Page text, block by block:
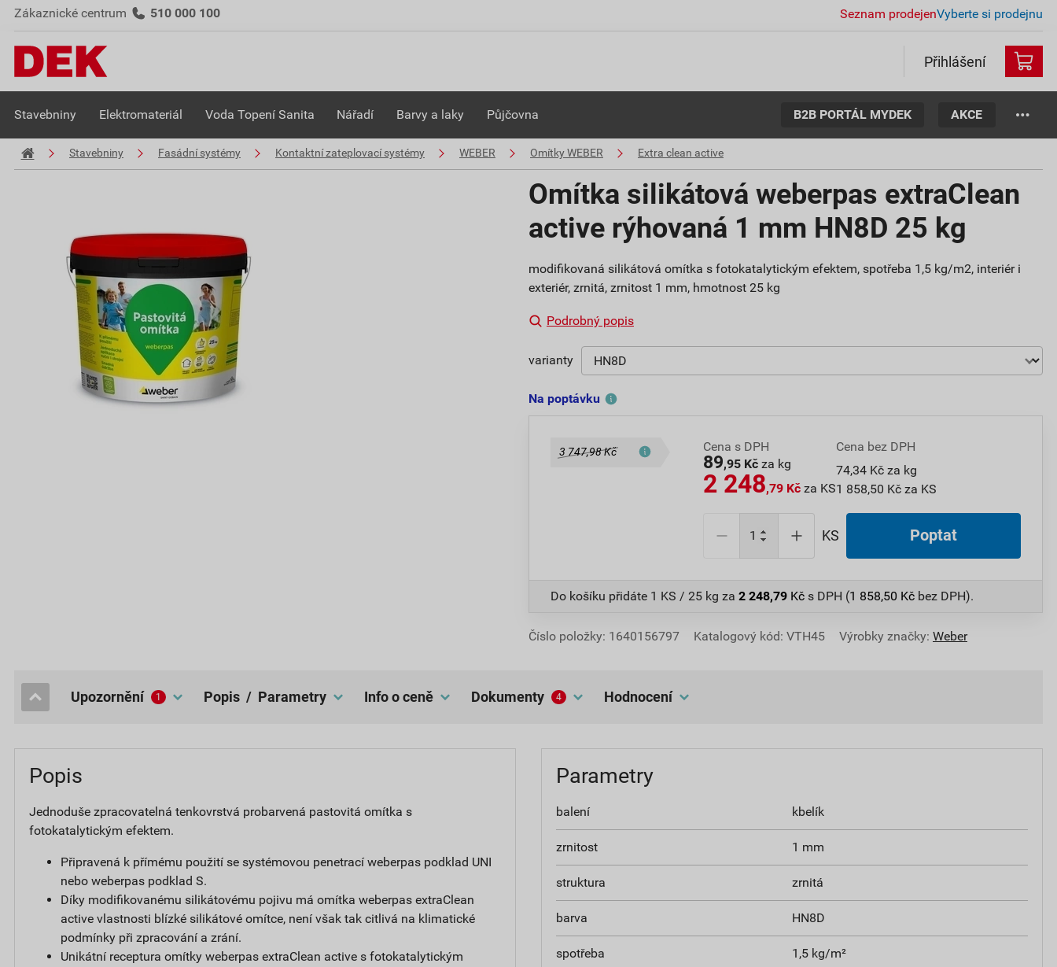
Zákaznické centrum 510 000 100 Seznam prodejenVyberte si prodejnu
Přihlášení
Stavebniny Elektromateriál Voda Topení Sanita Nářadí Barvy a laky Půjčovna B2B PORTÁL MYDEK AKCE
Stavebniny Fasádní systémy Kontaktní zateplovací systémy WEBER Omítky WEBER Extra clean active
Omítka silikátová weberpas extraClean
active rýhovaná 1 mm HN8D 25 kg
modifikovaná silikátová omítka s fotokatalytickým efektem, spotřeba 1,5 kg/m2, interiér i
exteriér, zrnitá, zrnitost 1 mm, hmotnost 25 kg
Podrobný popis
varianty
Na poptávku
3 747,98 Kč Cena s DPH
89,95 Kč za kg
2 248,79 Kč za KS
Cena bez DPH
74,34 Kč za kg
1 858,50 Kč za KS
KS Poptat
Do košíku přidáte 1 KS / 25 kg za 2 248,79 Kč s DPH (1 858,50 Kč bez DPH).
Číslo položky: 1640156797 Katalogový kód: VTH45 Výrobky značky: Weber
popis / Parametry
upozornění 1 Info o ceně dokumenty 4 hodnocení
Popis
Jednoduše zpracovatelná tenkovrstvá probarvená pastovitá omítka s
fotokatalytickým efektem.
Připravená k přímému použití se systémovou penetrací weberpas podklad UNI
nebo weberpas podklad S.
Díky modifikovanému silikátovému pojivu má omítka weberpas extraClean
active vlastnosti blízké silikátové omítce, není však tak citlivá na klimatické
podmínky při zpracování a zrání.
Unikátní receptura omítky weberpas extraClean active s fotokatalytickým
Parametry
balení kbelík
zrnitost 1 mm
struktura zrnitá
barva HN8D
spotřeba 1,5 kg/m²